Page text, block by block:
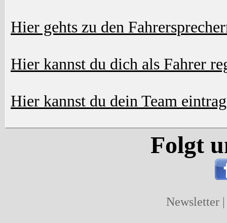
Hier gehts zu den
Hier kannst du dich als Fahrer
Hier kannst du dein Team
Folgt
Newsletter